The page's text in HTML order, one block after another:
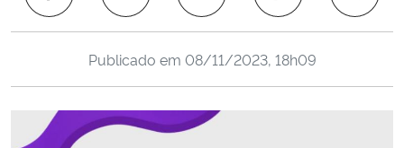
Ministério do Meio Ambiente
Ministério do Turismo
Publicado em 08/11/2023, 18h09